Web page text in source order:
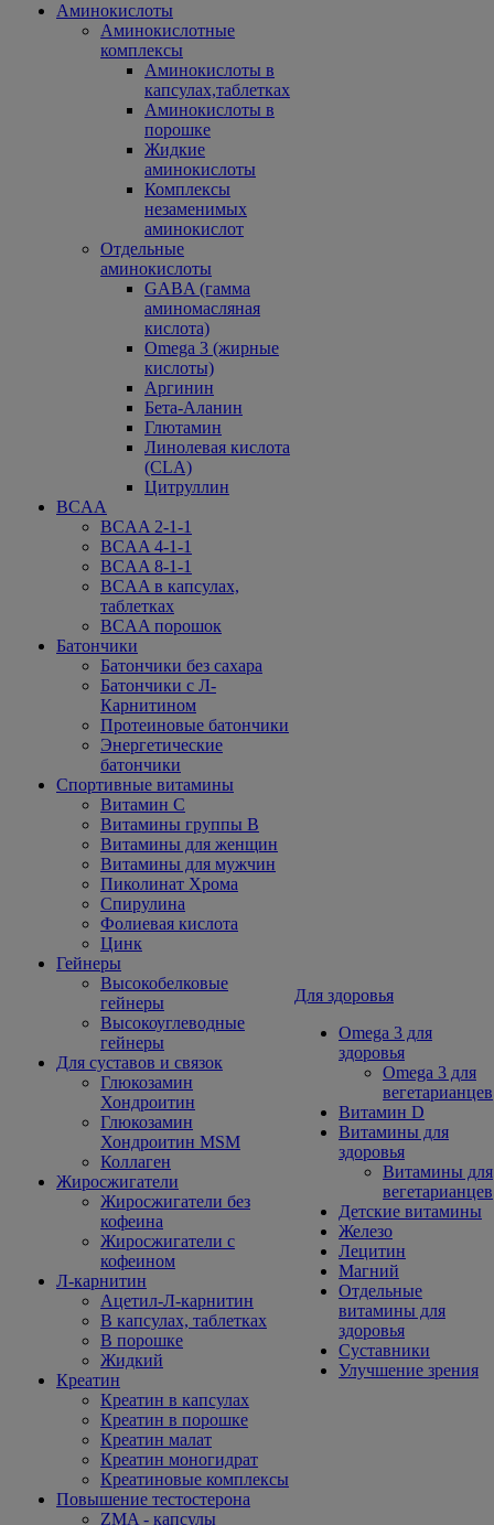
Аминокислоты
Аминокислотные
комплексы
Аминокислоты в
капсулах,таблетках
Аминокислоты в
порошке
Жидкие
аминокислоты
Комплексы
незаменимых
аминокислот
Отдельные
аминокислоты
GABA (гамма
аминомасляная
кислота)
Omega 3 (жирные
кислоты)
Аргинин
Бета-Аланин
Глютамин
Линолевая кислота
(CLA)
Цитруллин
BCAA
BCAA 2-1-1
BCAA 4-1-1
BCAA 8-1-1
BCAA в капсулах,
таблетках
BCAA порошок
Батончики
Батончики без сахара
Батончики с Л-
Карнитином
Протеиновые батончики
Энергетические
батончики
Спортивные витамины
Витамин С
Витамины группы В
Витамины для женщин
Витамины для мужчин
Пиколинат Хрома
Спирулина
Фолиевая кислота
Цинк
Гейнеры
Высокобелковые
гейнеры
Высокоуглеводные
гейнеры
Для суставов и связок
Глюкозамин
Хондроитин
Глюкозамин
Хондроитин MSM
Коллаген
Жиросжигатели
Жиросжигатели без
кофеина
Жиросжигатели с
кофеином
Л-карнитин
Ацетил-Л-карнитин
В капсулах, таблетках
В порошке
Жидкий
Креатин
Креатин в капсулах
Креатин в порошке
Креатин малат
Креатин моногидрат
Креатиновые комплексы
Повышение тестостерона
ZMA - капсулы
Для здоровья
Omega 3 для
здоровья
Omega 3 для
вегетарианцев
Витамин D
Витамины для
здоровья
Витамины для
вегетарианцев
Детские витамины
Железо
Лецитин
Магний
Отдельные
витамины для
здоровья
Суставники
Улучшение зрения